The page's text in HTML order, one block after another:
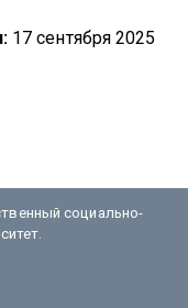
17 сентября 2025
социально-